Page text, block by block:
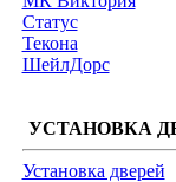
Статус
Текона
ШейлДорс
УСТАНОВКА
Установка дверей